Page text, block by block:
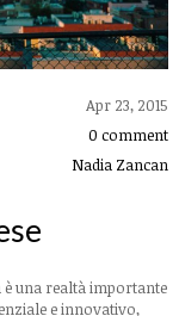
Apr 23, 2015
0 comment
Nadia Zancan
è una realtà importante
e innovativo,